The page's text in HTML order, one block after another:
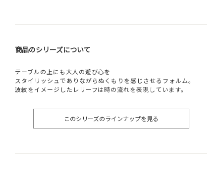
商品のシリーズについて
テーブルの上にも大人の遊び心を
スタイリッシュでありながらぬくもりを感じさせるフォルム。
波紋をイメージしたレリーフは時の流れを表現しています。
このシリーズのラインナップを見る